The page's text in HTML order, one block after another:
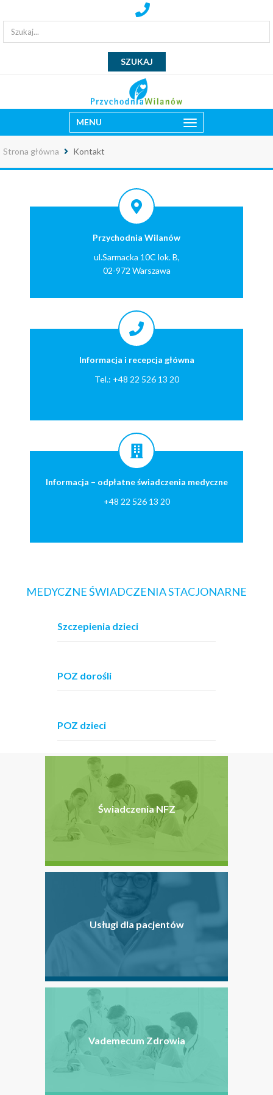
MENU
Strona główna Kontakt
Przychodnia Wilanów
ul.Sarmacka 10C lok. B,
02-972 Warszawa
Informacja i recepcja główna
Tel.: +48 22 526 13 20
Informacja – odpłatne świadczenia medyczne
+48 22 526 13 20
MEDYCZNE ŚWIADCZENIA STACJONARNE
Szczepienia dzieci
POZ dorośli
POZ dzieci
Świadczenia NFZ
Usługi dla pacjentów
Vademecum Zdrowia